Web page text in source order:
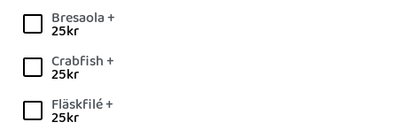
Bresaola +
25kr
Crabfish +
25kr
Fläskfilé +
25kr